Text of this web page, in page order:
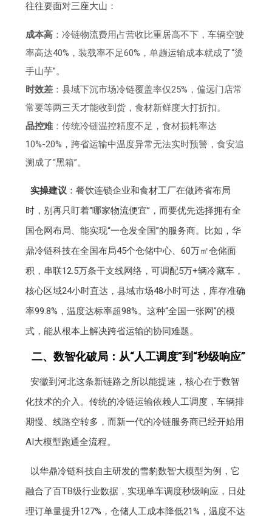
往往要面对三座大山：
成本高 ：冷链物流费用占营收比重居高不下，车辆空驶
率高达40%，装载率不足60%，单趟运输成本就成了“烫
手山芋”。
时效差 ：县域下沉市场冷链覆盖率仅25%，偏远门店常
常要等两三天才能收到货，食材新鲜度大打折扣。
品控难 ：传统冷链温控精度不足，食材损耗率达
10%-20%，跨省运输中温度异常无法实时预警，食安追
溯成了“黑箱”。
实操建议 ：餐饮连锁企业和食材工厂在做跨省布局
时，别再只盯着“哪家物流便宜”，而要优先选择拥有全
国仓网布局、能实现“一仓发全国”的服务商。比如，华
鼎冷链科技在全国布局45个仓储中心、60万㎡仓储面
积，串联12.5万条干支线网络，可调配5万+辆冷藏车，
核心区域24小时直达，县域市场48小时可达，库存准确
率99.8%，温度达标率超98%。这种“全国一张网”的模
式，能从根本上解决跨省运输的协同难题。
二、数智化破局：从“人工调度”到“秒级响应”
安徽到河北这条新链路之所以能提速，核心在于数智
化技术的介入。传统的冷链运输依赖人工调度，车辆排
期慢、线路空转多，而新一代的冷链服务商已经开始用
AI大模型跑通全流程。
以华鼎冷链科技自主研发的雪豹数智大模型为例，它
融合了百TB级行业数据，实现单车调度秒级响应，日处
理订单量提升127%，仓储人工成本降低21%，温度不达